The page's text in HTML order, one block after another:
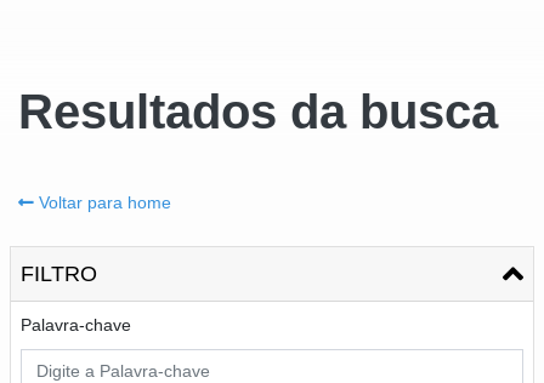
Resultados da busca
Voltar para home
FILTRO
Palavra-chave